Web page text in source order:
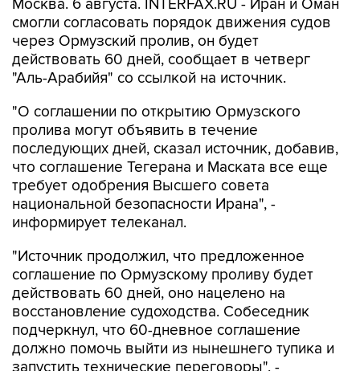
Москва. 6 августа. INTERFAX.RU - Иран и Оман
смогли согласовать порядок движения судов
через Ормузский пролив, он будет
действовать 60 дней, сообщает в четверг
"Аль-Арабийя" со ссылкой на источник.
"О соглашении по открытию Ормузского
пролива могут объявить в течение
последующих дней, сказал источник, добавив,
что соглашение Тегерана и Маската все еще
требует одобрения Высшего совета
национальной безопасности Ирана", -
информирует телеканал.
"Источник продолжил, что предложенное
соглашение по Ормузскому проливу будет
действовать 60 дней, оно нацелено на
восстановление судоходства. Собеседник
подчеркнул, что 60-дневное соглашение
должно помочь выйти из нынешнего тупика и